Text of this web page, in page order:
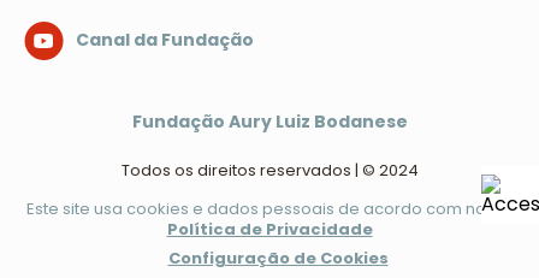
Canal da Fundação
Fundação Aury Luiz Bodanese
Todos os direitos reservados | © 2024
Este site usa cookies e dados pessoais de acordo com nossa
Política de Privacidade
Configuração de Cookies